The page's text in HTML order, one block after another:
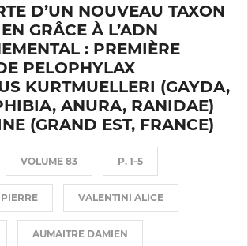
D’UN NOUVEAU TAXON
GRÂCE À L’ADN
: PREMIÈRE
PELOPHYLAX
KURTMUELLERI (GAYDA,
ANURA, RANIDAE)
(GRAND EST, FRANCE)
VOLUME 83 P. 1-5
VALENTINI ALICE
AUMAITRE DAMIEN